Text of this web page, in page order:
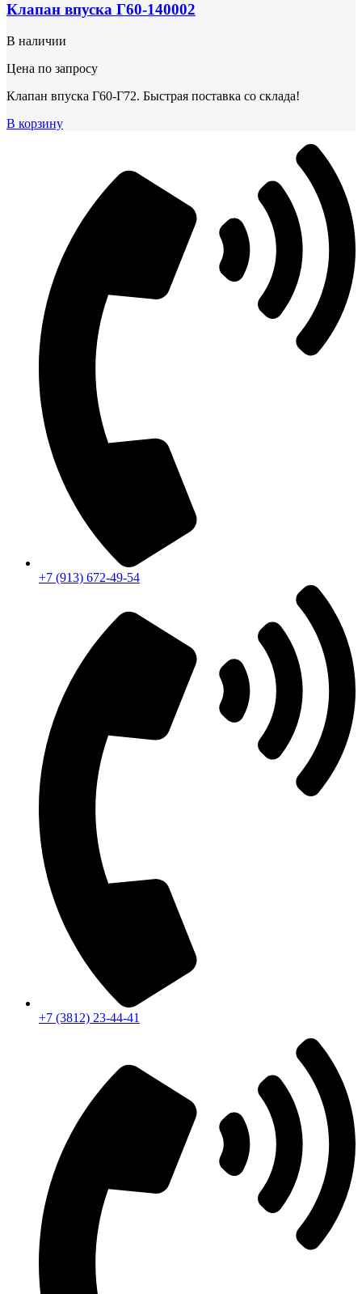
Клапан впуска Г60-140002
В наличии
Цена по запросу
Клапан впуска Г60-Г72. Быстрая поставка со склада!
В корзину
+7 (913) 672-49-54
+7 (3812) 23-44-41